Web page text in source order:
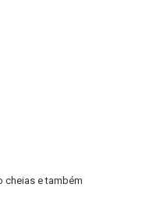
cheias e também